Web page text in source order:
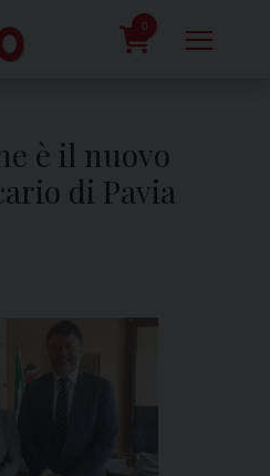
0
è il nuovo
di Pavia